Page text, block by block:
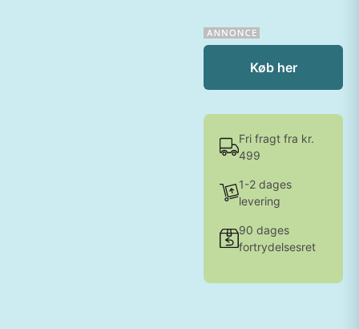
Køb her
Fri fragt fra kr.
499
1-2 dages
levering
90 dages
fortrydelsesret